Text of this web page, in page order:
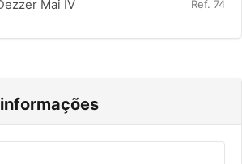
Mai IV Ref. 74